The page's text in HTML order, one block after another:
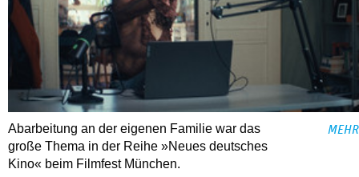
Abarbeitung an der eigenen Familie war das
große Thema in der Reihe »Neues deutsches
Kino« beim Filmfest München.
MEHR